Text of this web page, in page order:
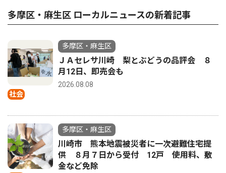
多摩区・麻生区 ローカルニュースの新着記事
社会
多摩区・麻生区
ＪＡセレサ川崎 梨とぶどうの品評会 ８
月12日、即売会も
2026.08.08
多摩区・麻生区
川崎市 熊本地震被災者に一次避難住宅提
供 ８月７日から受付 12戸 使用料、敷
金など免除